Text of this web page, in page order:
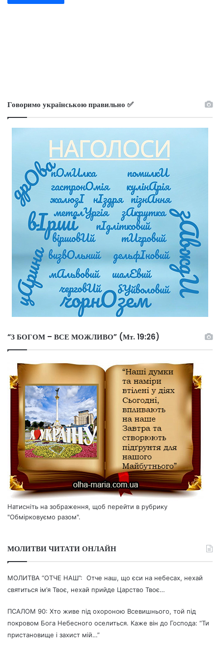
Говоримо українською правильно ✅
“З БОГОМ – ВСЕ МОЖЛИВО” (Мт. 19:26)
Натисніть на зображення, щоб перейти в рубрику
"Обмірковуємо разом".
МОЛИТВИ ЧИТАТИ ОНЛАЙН
МОЛИТВА “ОТЧЕ НАШ”: Отче наш, що єси на небесах, нехай
святиться ім’я Твоє, нехай прийде Царство Твоє…
ПСАЛОМ 90: Хто живе під охороною Всевишнього, той під
покровом Бога Небесного оселиться. Каже він до Господа: “Ти
пристановище і захист мій…”